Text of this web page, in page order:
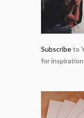
Subscribeto
for